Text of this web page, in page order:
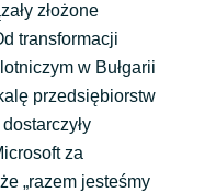
złożone
transformacji
w Bułgarii
przedsiębiorstw
za
„razem jesteśmy